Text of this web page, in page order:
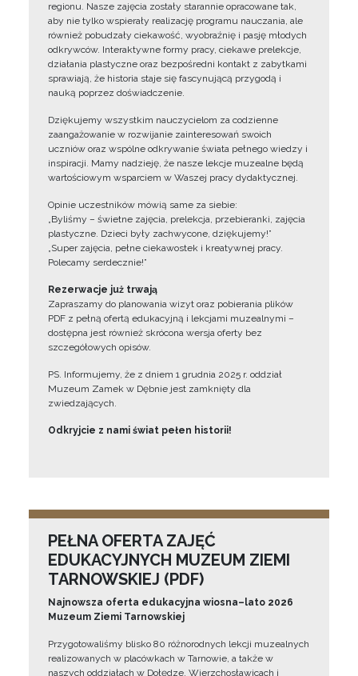
regionu. Nasze zajęcia zostały starannie opracowane tak,
aby nie tylko wspierały realizację programu nauczania, ale
również pobudzały ciekawość, wyobraźnię i pasję młodych
odkrywców. Interaktywne formy pracy, ciekawe prelekcje,
działania plastyczne oraz bezpośredni kontakt z zabytkami
sprawiają, że historia staje się fascynującą przygodą i
nauką poprzez doświadczenie.
Dziękujemy wszystkim nauczycielom za codzienne
zaangażowanie w rozwijanie zainteresowań swoich
uczniów oraz wspólne odkrywanie świata pełnego wiedzy i
inspiracji. Mamy nadzieję, że nasze lekcje muzealne będą
wartościowym wsparciem w Waszej pracy dydaktycznej.
Opinie uczestników mówią same za siebie:
„Byliśmy – świetne zajęcia, prelekcja, przebieranki, zajęcia
plastyczne. Dzieci były zachwycone, dziękujemy!”
„Super zajęcia, pełne ciekawostek i kreatywnej pracy.
Polecamy serdecznie!”
Rezerwacje już trwają
Zapraszamy do planowania wizyt oraz pobierania plików
PDF z pełną ofertą edukacyjną i lekcjami muzealnymi –
dostępna jest również skrócona wersja oferty bez
szczegółowych opisów.
PS. Informujemy, że z dniem 1 grudnia 2025 r. oddział
Muzeum Zamek w Dębnie jest zamknięty dla
zwiedzających.
Odkryjcie z nami świat pełen historii!
PEŁNA OFERTA ZAJĘĆ
EDUKACYJNYCH MUZEUM ZIEMI
TARNOWSKIEJ (PDF)
Najnowsza oferta edukacyjna wiosna–lato 2026
Muzeum Ziemi Tarnowskiej
Przygotowaliśmy blisko 80 różnorodnych lekcji muzealnych
realizowanych w placówkach w Tarnowie, a także w
naszych oddziałach w Dołędze, Wierzchosławicach i